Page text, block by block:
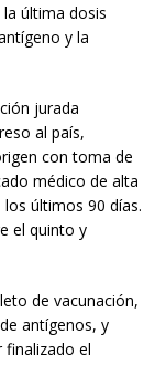
última dosis
y la
jurada
al país,
con toma de
médico de alta
los últimos 90 días.
el quinto y
de vacunación,
antígenos, y
finalizado el